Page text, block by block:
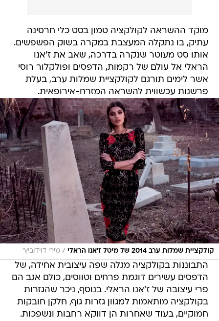
מוקד ההשראה לקולקציה טמון בסט כלי חרסינה
עתיק, בו נתקלה המעצבת במקרה בשוק הפשפשים.
אותו סט מעוטר שנקרה בדרכה, שאב את ז'אנו
הראלי אל עולם של רקמות, הדפסים ופולקלור רוסי
אשר לימים תורגם לקולקציית שמלות ערב, בעלת
פרשנות עכשווית להשראה המזרח-אירופאית.
קולקציית שמלות ערב 2014 של מיטל ז'אנו הראלי / מירי דוידוביץ'
התבוננות בקולקציה מגלה שפה עיצובית אחידה, של
הדפסים עשירים דוגמת פרחים וטווסים, כולם אגב הם
פרי עיצובה של ז'אנו הראלי. בנוסף, ניכר שהגזרות
בקולקציה מותאמות למגוון גזרות גוף, חלקן חובקות
חמוקיים, בעוד שאחרות הן דווקא רחבות ונשפכות.